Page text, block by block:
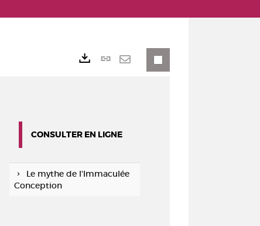
Lien
CONSULTER EN LIGNE
Le mythe de l'Immaculée
Conception